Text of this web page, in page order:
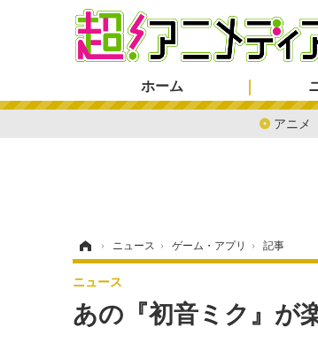
ホーム
アニメ
› ニュース › ゲーム・アプリ › 記事
あの『初音ミク』が
ニュース